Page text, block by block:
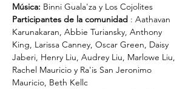
Música: Binni Guala'za y Los Cojolites
Participantes de la comunidad : Aathavan
Karunakaran, Abbie Turiansky, Anthony
King, Larissa Canney, Oscar Green, Daisy
Jaberi, Henry Liu, Audrey Liu, Marlowe Liu,
Rachel Mauricio y Ra'is San Jeronimo
Mauricio, Beth Kellc